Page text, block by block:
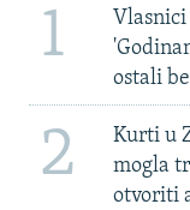
1
Vlasnici
ostali
2
Kurti u
mogla
otvoriti